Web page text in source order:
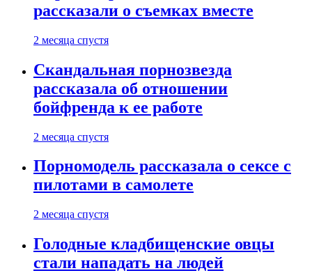
рассказали о съемках вместе
2 месяца спустя
Скандальная порнозвезда
рассказала об отношении
бойфренда к ее работе
2 месяца спустя
Порномодель рассказала о сексе с
пилотами в самолете
2 месяца спустя
Голодные кладбищенские овцы
стали нападать на людей